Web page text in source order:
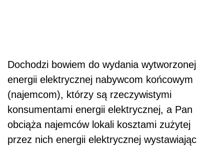
Dochodzi bowiem do wydania wytworzonej
energii elektrycznej nabywcom końcowym
(najemcom), którzy są rzeczywistymi
konsumentami energii elektrycznej, a Pan
obciąża najemców lokali kosztami zużytej
przez nich energii elektrycznej wystawiając